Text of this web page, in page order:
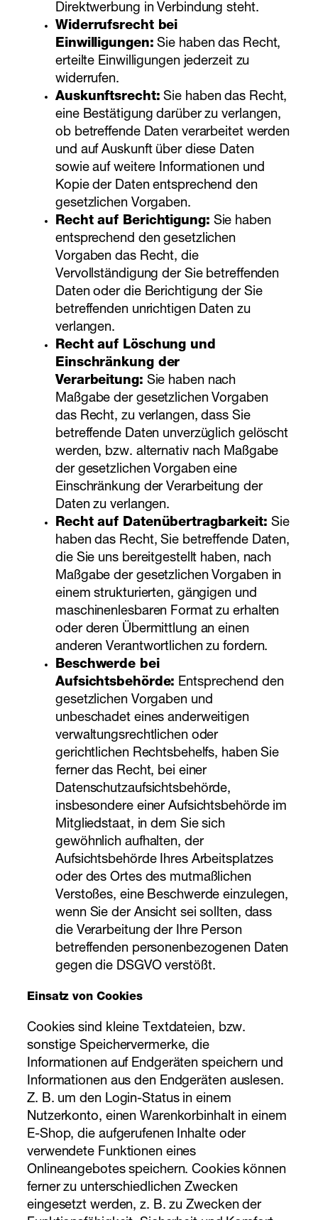
Direktwerbung in Verbindung steht.
Widerrufsrecht bei
Einwilligungen: Sie haben das Recht,
erteilte Einwilligungen jederzeit zu
widerrufen.
Auskunftsrecht: Sie haben das Recht,
eine Bestätigung darüber zu verlangen,
ob betreffende Daten verarbeitet werden
und auf Auskunft über diese Daten
sowie auf weitere Informationen und
Kopie der Daten entsprechend den
gesetzlichen Vorgaben.
Recht auf Berichtigung: Sie haben
entsprechend den gesetzlichen
Vorgaben das Recht, die
Vervollständigung der Sie betreffenden
Daten oder die Berichtigung der Sie
betreffenden unrichtigen Daten zu
verlangen.
Recht auf Löschung und
Einschränkung der
Verarbeitung: Sie haben nach
Maßgabe der gesetzlichen Vorgaben
das Recht, zu verlangen, dass Sie
betreffende Daten unverzüglich gelöscht
werden, bzw. alternativ nach Maßgabe
der gesetzlichen Vorgaben eine
Einschränkung der Verarbeitung der
Daten zu verlangen.
Recht auf Datenübertragbarkeit: Sie
haben das Recht, Sie betreffende Daten,
die Sie uns bereitgestellt haben, nach
Maßgabe der gesetzlichen Vorgaben in
einem strukturierten, gängigen und
maschinenlesbaren Format zu erhalten
oder deren Übermittlung an einen
anderen Verantwortlichen zu fordern.
Beschwerde bei
Aufsichtsbehörde: Entsprechend den
gesetzlichen Vorgaben und
unbeschadet eines anderweitigen
verwaltungsrechtlichen oder
gerichtlichen Rechtsbehelfs, haben Sie
ferner das Recht, bei einer
Datenschutzaufsichtsbehörde,
insbesondere einer Aufsichtsbehörde im
Mitgliedstaat, in dem Sie sich
gewöhnlich aufhalten, der
Aufsichtsbehörde Ihres Arbeitsplatzes
oder des Ortes des mutmaßlichen
Verstoßes, eine Beschwerde einzulegen,
wenn Sie der Ansicht sei sollten, dass
die Verarbeitung der Ihre Person
betreffenden personenbezogenen Daten
gegen die DSGVO verstößt.
Einsatz von Cookies
Cookies sind kleine Textdateien, bzw.
sonstige Speichervermerke, die
Informationen auf Endgeräten speichern und
Informationen aus den Endgeräten auslesen.
Z. B. um den Login-Status in einem
Nutzerkonto, einen Warenkorbinhalt in einem
E-Shop, die aufgerufenen Inhalte oder
verwendete Funktionen eines
Onlineangebotes speichern. Cookies können
ferner zu unterschiedlichen Zwecken
eingesetzt werden, z. B. zu Zwecken der